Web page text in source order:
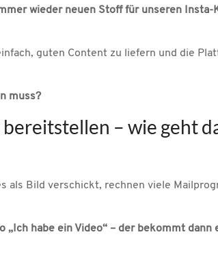
wieder neuen Stoff für unseren
guten Content zu liefern und die
muss?
– wie geht
als Bild verschickt, rechnen viele
„Ich habe ein Video“ – der bekommt